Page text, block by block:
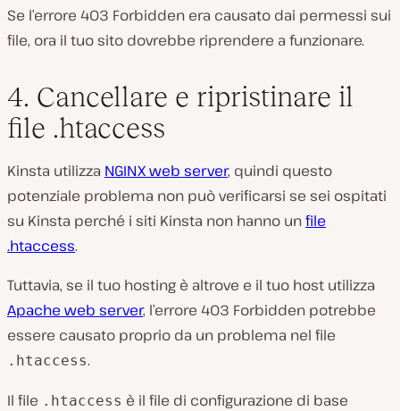
Se l’errore 403 Forbidden era causato dai permessi sui
file, ora il tuo sito dovrebbe riprendere a funzionare.
4. Cancellare e ripristinare il
file .htaccess
Kinsta utilizza NGINX web server, quindi questo
potenziale problema non può verificarsi se sei ospitati
su Kinsta perché i siti Kinsta non hanno unfile
.htaccess.
Tuttavia, se il tuo hosting è altrove e il tuo host utilizza
Apache web server, l’errore 403 Forbidden potrebbe
essere causato proprio da un problema nel file
.htaccess.
Il file .htaccess è il file di configurazione di base